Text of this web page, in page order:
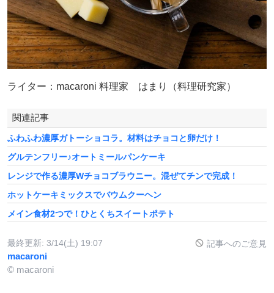
ライター：macaroni 料理家 はまり（料理研究家）
関連記事
ふわふわ濃厚ガトーショコラ。材料はチョコと卵だけ！
グルテンフリー♪オートミールパンケーキ
レンジで作る濃厚Wチョコブラウニー。混ぜてチンで完成！
ホットケーキミックスでバウムクーヘン
メイン食材2つで！ひとくちスイートポテト
最終更新: 3/14(土) 19:07 記事へのご意見
macaroni
© macaroni